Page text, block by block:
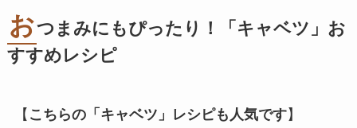
おつまみにもぴったり！「キャベツ」お
すすめレシピ
【 こちらの「キャベツ」レシピも人気です】